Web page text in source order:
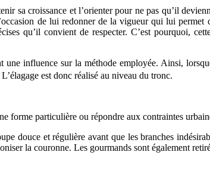
sa croissance et l’orienter pour ne pas qu’il
de lui redonner de la vigueur qui lui permet
qu’il convient de respecter. C’est pourquoi,
influence sur la méthode employée. Ainsi,
est donc réalisé au niveau du tronc.
forme particulière ou répondre aux contraintes
douce et régulière avant que les branches
la couronne. Les gourmands sont également